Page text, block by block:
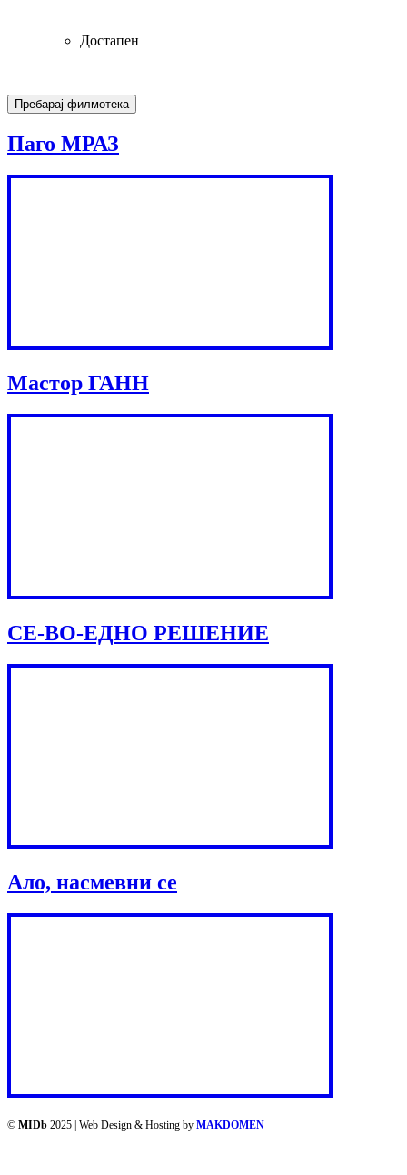
Достапен
Паго МРАЗ
Мастор ГАНН
СЕ-ВО-ЕДНО РЕШЕНИЕ
Ало, насмевни се
© MIDb 2025 | Web Design & Hosting by MAKDOMEN